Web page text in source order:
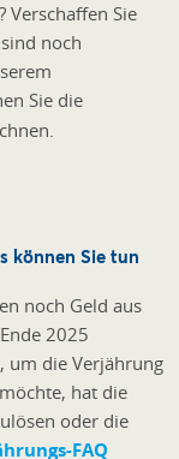
Verschaffen Sie
noch
Sie die
können Sie tun
noch Geld aus
2025
um die Verjährung
hat die
oder die
FAQ